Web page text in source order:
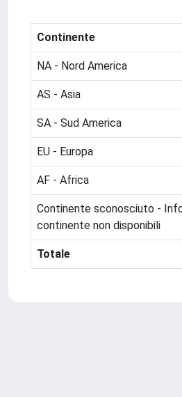
Continente
NA - Nord America
AS - Asia
SA - Sud America
EU - Europa
AF - Africa
Continente sconosciuto -
continente non disponibili
Totale